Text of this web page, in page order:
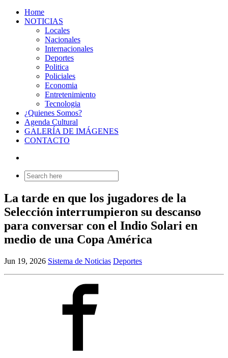
Home
NOTICIAS
Locales
Nacionales
Internacionales
Deportes
Politica
Policiales
Economia
Entretenimiento
Tecnologia
¿Quienes Somos?
Agenda Cultural
GALERÍA DE IMÁGENES
CONTACTO
Search
for:
La tarde en que los jugadores de la
Selección interrumpieron su descanso
para conversar con el Indio Solari en
medio de una Copa América
Jun 19, 2026 Sistema de Noticias Deportes